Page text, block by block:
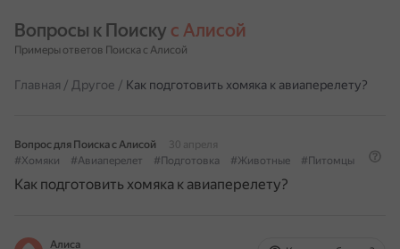
Вопросы к Поиску с Алисой
Примеры ответов Поиска с Алисой
Главная / Другое / Как подготовить хомяка к авиаперелету?
Вопрос для Поиска с Алисой
30 апреля
#Хомяки
#Авиаперелет #Подготовка #Животные #Питомцы
Как подготовить хомяка к авиаперелету?
Алиса